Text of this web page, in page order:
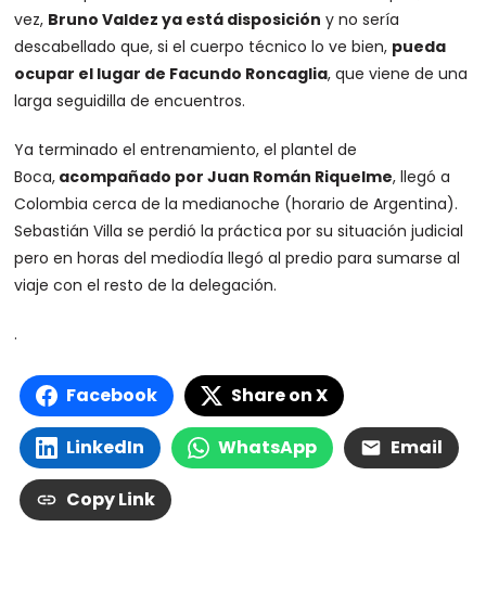
vez, Bruno Valdez ya está disposición y no sería
descabellado que, si el cuerpo técnico lo ve bien, pueda
ocupar el lugar de Facundo Roncaglia, que viene de una
larga seguidilla de encuentros.
Ya terminado el entrenamiento, el plantel de
Boca, acompañado por Juan Román Riquelme, llegó a
Colombia cerca de la medianoche (horario de Argentina).
Sebastián Villa se perdió la práctica por su situación judicial
pero en horas del mediodía llegó al predio para sumarse al
viaje con el resto de la delegación.
.
Facebook Share on X
LinkedIn WhatsApp Email
Copy Link